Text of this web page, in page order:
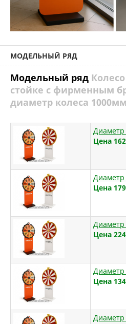
МОДЕЛЬНЫЙ РЯД
Модельный ряд
стойке с фирменным
диаметр колеса 1000мм
Диаметр
Цена
Диаметр
Цена
Диаметр
Цена
Диаметр
Цена
Диаметр